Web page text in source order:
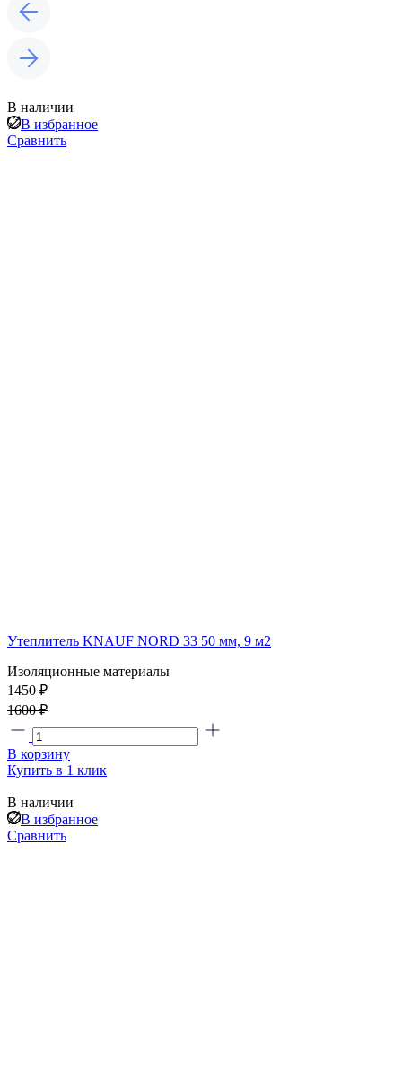
В наличии
В избранное
Сравнить
Утеплитель KNAUF NORD 33 50 мм, 9 м2
Изоляционные материалы
1450 ₽
1600 ₽
В корзину
Купить в 1 клик
В наличии
В избранное
Сравнить